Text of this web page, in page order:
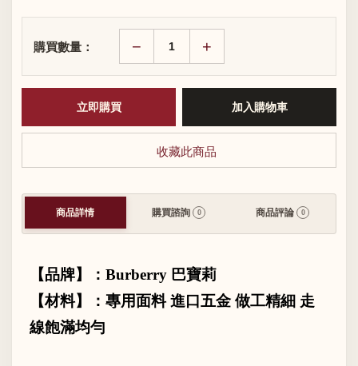
購買數量： +
−
收藏此商品
商品詳情 購買諮詢 0 商品評論 0
【品牌】： Burberry 巴寶莉
【材料】：專用面料 進口五金 做工精細 走
線飽滿均勻